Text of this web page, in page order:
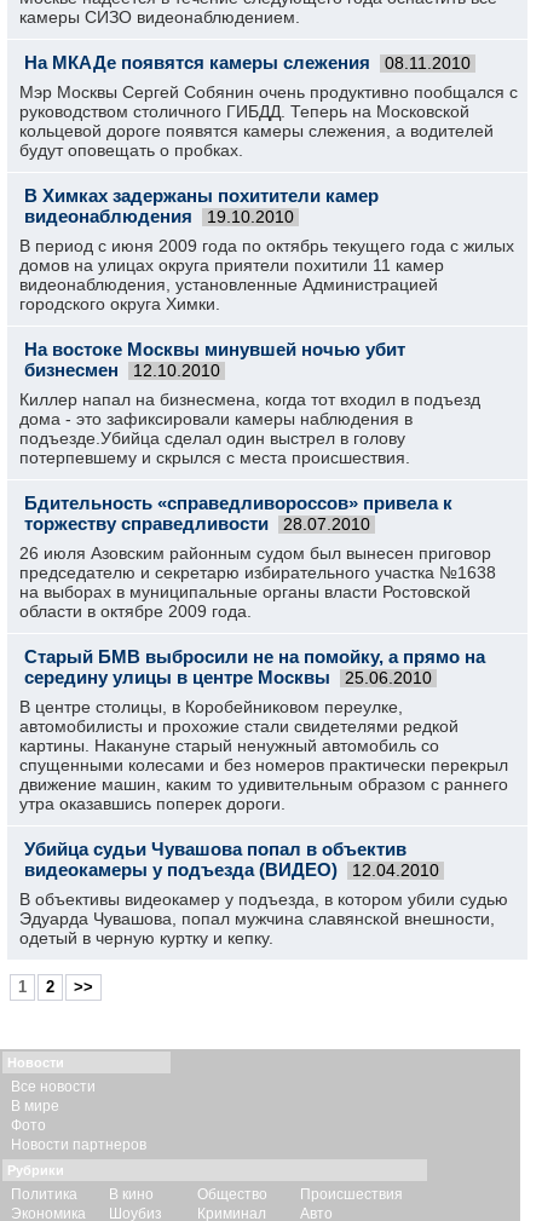
камеры СИЗО видеонаблюдением.
На МКАДе появятся камеры слежения 08.11.2010
Мэр Москвы Сергей Собянин очень продуктивно пообщался с
руководством столичного ГИБДД. Теперь на Московской
кольцевой дороге появятся камеры слежения, а водителей
будут оповещать о пробках.
В Химках задержаны похитители камер
видеонаблюдения
19.10.2010
В период с июня 2009 года по октябрь текущего года с жилых
домов на улицах округа приятели похитили 11 камер
видеонаблюдения, установленные Администрацией
городского округа Химки.
На востоке Москвы минувшей ночью убит
бизнесмен
12.10.2010
Киллер напал на бизнесмена, когда тот входил в подъезд
дома - это зафиксировали камеры наблюдения в
подъезде.Убийца сделал один выстрел в голову
потерпевшему и скрылся с места происшествия.
Бдительность «справедливороссов» привела к
торжеству справедливости
28.07.2010
26 июля Азовским районным судом был вынесен приговор
председателю и секретарю избирательного участка №1638
на выборах в муниципальные органы власти Ростовской
области в октябре 2009 года.
Старый БМВ выбросили не на помойку, а прямо на
середину улицы в центре Москвы
25.06.2010
В центре столицы, в Коробейниковом переулке,
автомобилисты и прохожие стали свидетелями редкой
картины. Накануне старый ненужный автомобиль со
спущенными колесами и без номеров практически перекрыл
движение машин, каким то удивительным образом с раннего
утра оказавшись поперек дороги.
Убийца судьи Чувашова попал в объектив
видеокамеры у подъезда (ВИДЕО)
12.04.2010
В объективы видеокамер у подъезда, в котором убили судью
Эдуарда Чувашова, попал мужчина славянской внешности,
одетый в черную куртку и кепку.
1 2 >>
Новости
Все новости
В мире
Фото
Новости партнеров
Рубрики
Политика
Экономика
В кино
Шоубиз
Общество
Криминал
Происшествия
Авто